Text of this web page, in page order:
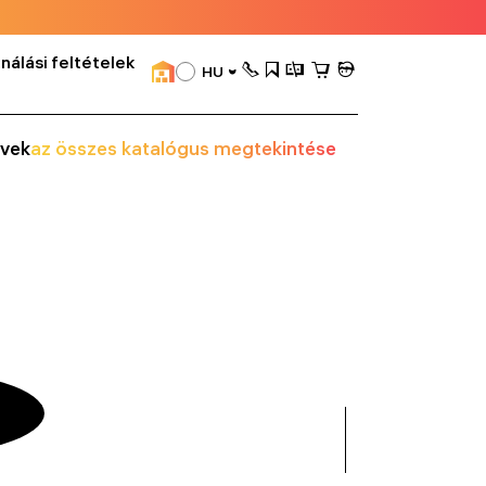
feltételek
HU
az összes katalógus megtekintése
mutatása